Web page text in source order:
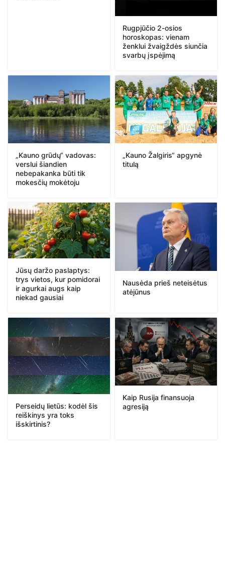
Rugpjūčio 2-osios
horoskopas: vienam
ženklui žvaigždės siunčia
svarbų įspėjimą
„Kauno grūdų“ vadovas:
verslui šiandien
nebepakanka būti tik
mokesčių mokėtoju
„Kauno Žalgiris“ apgynė
titulą
Jūsų daržo paslaptys:
trys vietos, kur pomidorai
ir agurkai augs kaip
niekad gausiai
Nausėda prieš neteisėtus
atėjūnus
Perseidų lietūs: kodėl šis
reiškinys yra toks
išskirtinis?
Kaip Rusija finansuoja
agresiją